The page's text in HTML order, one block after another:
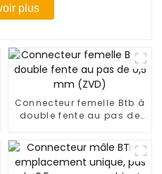
plus
Connecteur femelle Btb à
double fente au pas de